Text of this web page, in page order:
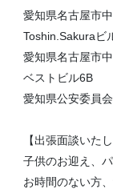
愛知県名古屋市
Toshin.Sakuraビ
愛知県名古屋市
ベストビル6B
愛知県公安委員
【出張面談いたし
子供のお迎え、
お時間のない方